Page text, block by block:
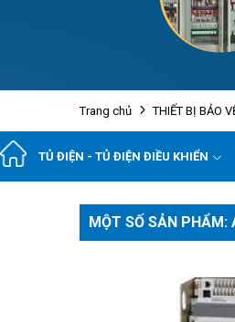
Trang chủ THIẾT BỊ BẢO
TỦ ĐIỆN - TỦ ĐIỆN ĐIỀU KHIỂN
MỘT SỐ SẢN PHẨM: